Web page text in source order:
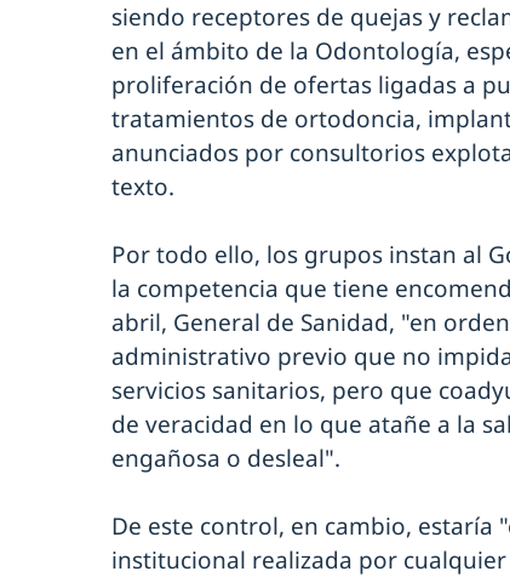
siendo receptores de quejas y
en el ámbito de la Odontología,
proliferación de ofertas ligadas a
tratamientos de ortodoncia,
anunciados por consultorios
texto.
Por todo ello, los grupos instan al
la competencia que tiene
abril, General de Sanidad, "en
administrativo previo que no
servicios sanitarios, pero que
de veracidad en lo que atañe a la
engañosa o desleal".
De este control, en cambio, estaría
institucional realizada por